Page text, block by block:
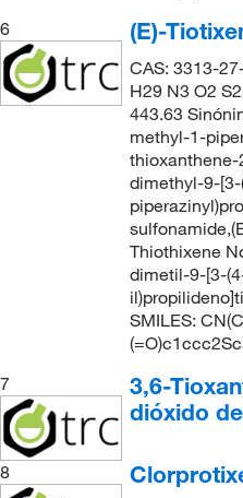
6
(E)-
CAS: 3313-
H29 N3 O2
443.63
methyl-1-
dimethyl-9-
Thiothixene
dimetil-9-[3-
SMILES:
7
3,6-
dióxido
8